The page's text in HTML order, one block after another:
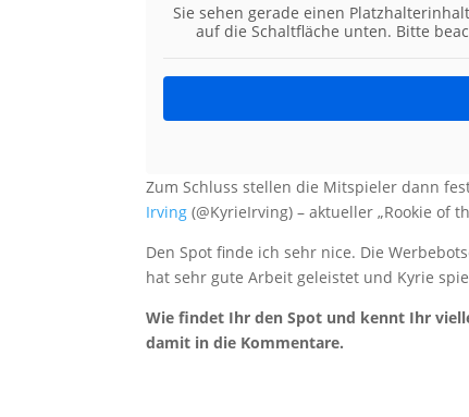
Sie sehen gerade einen
auf die Schaltfläche unten. Bitte
Zum Schluss stellen die Mitspieler dann
Irving (@KyrieIrving) – aktueller „Rookie of
Den Spot finde ich sehr nice. Die
hat sehr gute Arbeit geleistet und Kyrie
Wie findet Ihr den Spot und kennt Ihr
damit in die Kommentare.